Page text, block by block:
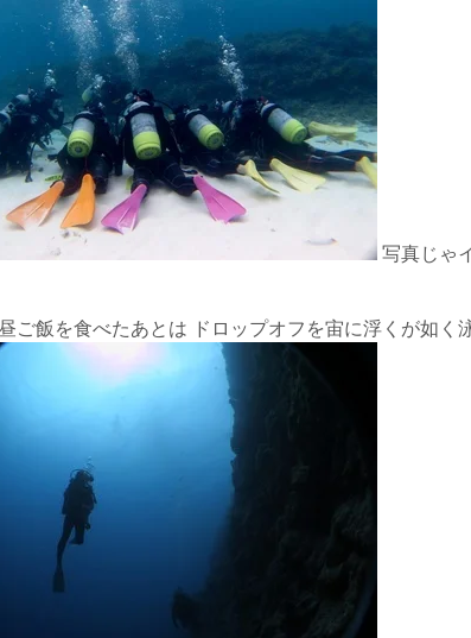
写真じゃ
ご飯を食べたあとは ドロップオフを宙に浮くが如く